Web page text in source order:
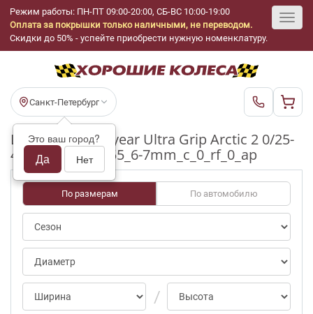
Режим работы: ПН-ПТ 09:00-20:00, СБ-ВС 10:00-19:00
Оплата за покрышки только наличными, не переводом.
Скидки до 50% - успейте приобрести нужную номенклатуру.
Санкт-Петербург
Это ваш город?
Да Нет
Шины бу Goodyear Ultra Grip Arctic 2 0/25-
49pct R16_205_55_6-7mm_c_0_rf_0_ap
По размерам По автомобилю